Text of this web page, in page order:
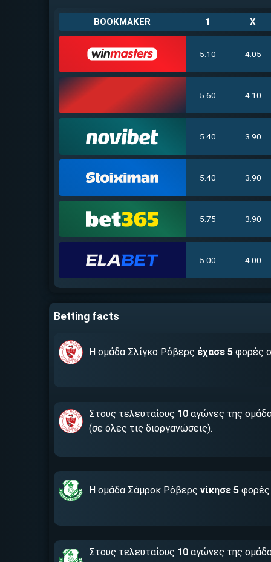
BOOKMAKER 1 X
5.10 4.05
5.60 4.10
5.40 3.90
5.40 3.90
5.75 3.90
5.00 4.00
Betting facts
Η ομάδα Σλίγκο Ρόβερς έχασε 5φορές
Στους τελευταίους 10αγώνες της
(σε όλες τις διοργανώσεις).
Η ομάδα Σάμροκ Ρόβερς νίκησε 5φορές
Στους τελευταίους 10αγώνες της